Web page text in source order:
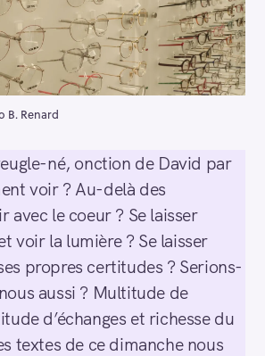
B. Renard
né, onction de David par
voir ? Au-delà des
avec le coeur ? Se laisser
voir la lumière ? Se laisser
propres certitudes ? Serions-
aussi ? Multitude de
d’échanges et richesse du
textes de ce dimanche nous